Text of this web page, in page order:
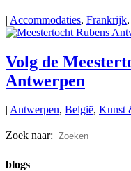
| Accommodaties, Frankrijk,
Volg de
Antwerpen
Antwerpen, België, Kunst
Zoek naar:
blogs